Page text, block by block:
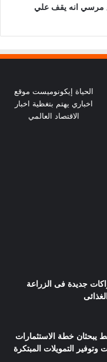
مرسي انه يقف علي
الحياة إيكونوميست موقع
اخباري يهتم بتغظية اخبار
الاقتصاد العالمي
جديدة فى الزراعة
يبحثان خطة الاستثمارات
وتوفير التمويلات المبتكرة